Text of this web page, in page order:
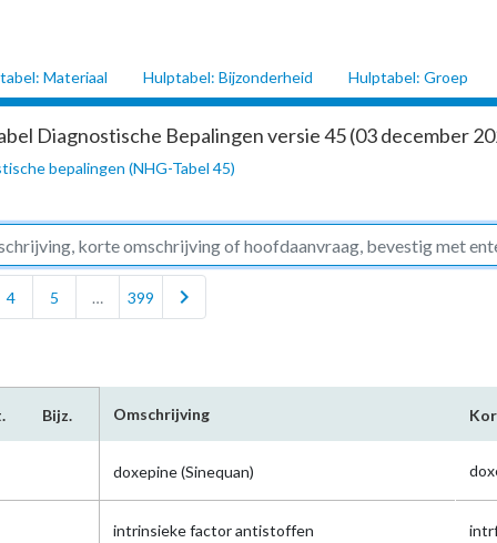
Materiaal Hulptabel: Bijzonderheid Hulptabel: Groep
Diagnostische Bepalingen versie 45 (03 december
bepalingen (NHG-Tabel 45)
4 5 … 399 chevron_right
Bijz. Omschrijving
doxepine (Sinequan)
intrinsieke factor antistoffen